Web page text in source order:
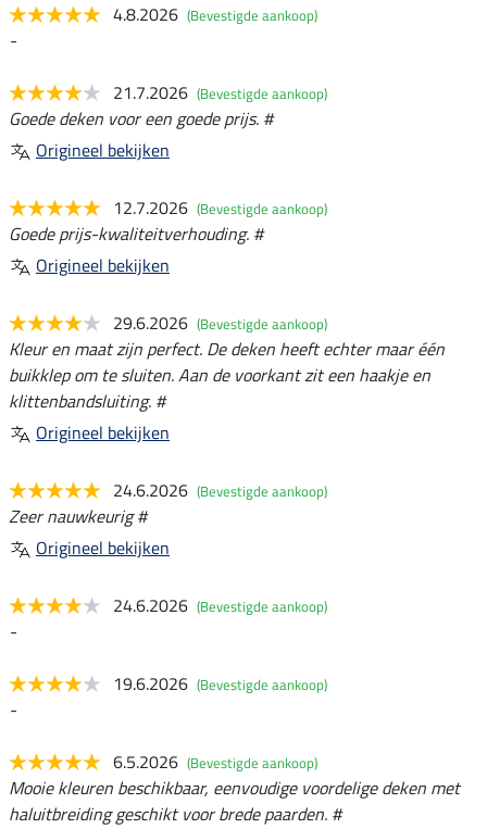
4.8.2026 (Bevestigde aankoop)
-
21.7.2026 (Bevestigde aankoop)
Goede deken voor een goede prijs. #
Origineel bekijken
12.7.2026 (Bevestigde aankoop)
Goede prijs-kwaliteitverhouding. #
Origineel bekijken
29.6.2026 (Bevestigde aankoop)
Kleur en maat zijn perfect. De deken heeft echter maar één
buikklep om te sluiten. Aan de voorkant zit een haakje en
klittenbandsluiting. #
Origineel bekijken
24.6.2026 (Bevestigde aankoop)
Zeer nauwkeurig #
Origineel bekijken
24.6.2026 (Bevestigde aankoop)
-
19.6.2026 (Bevestigde aankoop)
-
6.5.2026 (Bevestigde aankoop)
Mooie kleuren beschikbaar, eenvoudige voordelige deken met
haluitbreiding geschikt voor brede paarden. #